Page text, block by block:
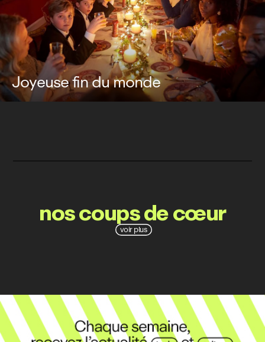
Joyeuse fin du monde
voir plus
nos coups de cœur